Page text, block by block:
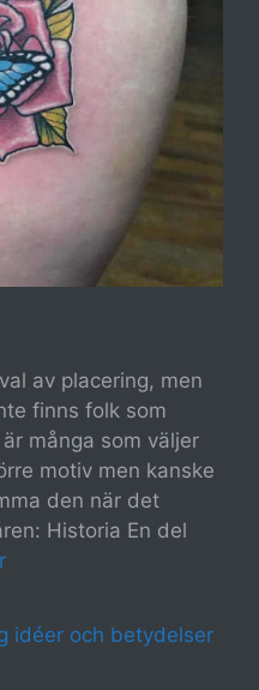
av placering, men
finns folk som
många som väljer
motiv men kanske
den när det
Historia En del
idéer och betydelser